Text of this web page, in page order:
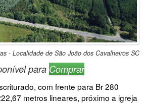
- Localidade de São João dos Cavalheiros SC
para Comprar
com frente para Br 280
metros lineares, próximo a igreja